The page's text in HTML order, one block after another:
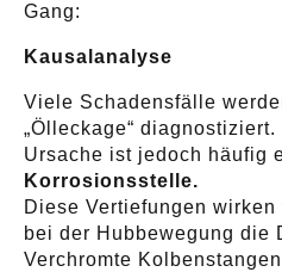
Gang:
Kausalanalyse
Viele Schadensfälle
„Ölleckage“
Ursache ist jedoch häufig
Korrosionsstelle.
Diese Vertiefungen
bei der Hubbewegung die
Verchromte